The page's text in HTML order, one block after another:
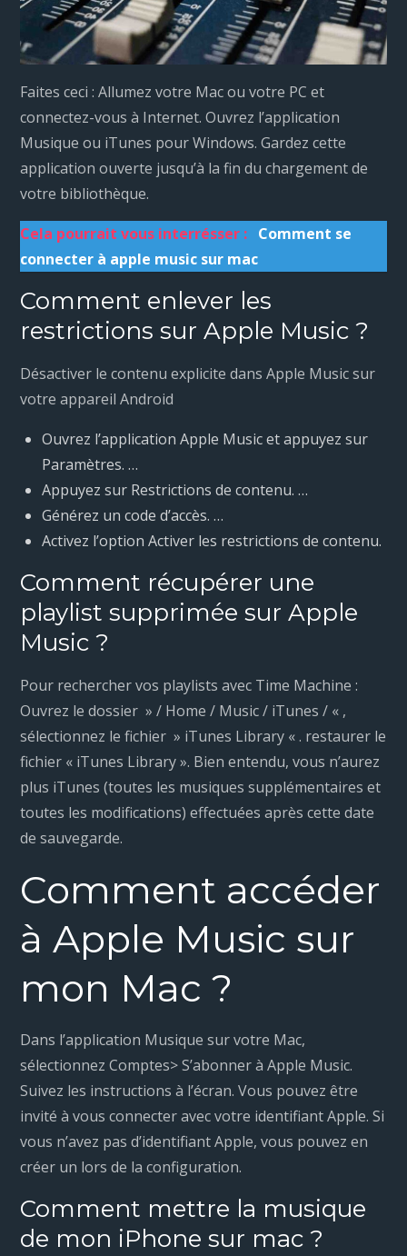
Faites ceci : Allumez votre Mac ou votre PC et
connectez-vous à Internet. Ouvrez l’application
Musique ou iTunes pour Windows. Gardez cette
application ouverte jusqu’à la fin du chargement de
votre bibliothèque.
Cela pourrait vous interrésser : Comment se
connecter à apple music sur mac
Comment enlever les
restrictions sur Apple Music ?
Désactiver le contenu explicite dans Apple Music sur
votre appareil Android
Ouvrez l’application Apple Music et appuyez sur
Paramètres. …
Appuyez sur Restrictions de contenu. …
Générez un code d’accès. …
Activez l’option Activer les restrictions de contenu.
Comment récupérer une
playlist supprimée sur Apple
Music ?
Pour rechercher vos playlists avec Time Machine :
Ouvrez le dossier » / Home / Music / iTunes / « ,
sélectionnez le fichier » iTunes Library « . restaurer le
fichier « iTunes Library ». Bien entendu, vous n’aurez
plus iTunes (toutes les musiques supplémentaires et
toutes les modifications) effectuées après cette date
de sauvegarde.
Comment accéder
à Apple Music sur
mon Mac ?
Dans l’application Musique sur votre Mac,
sélectionnez Comptes> S’abonner à Apple Music.
Suivez les instructions à l’écran. Vous pouvez être
invité à vous connecter avec votre identifiant Apple. Si
vous n’avez pas d’identifiant Apple, vous pouvez en
créer un lors de la configuration.
Comment mettre la musique
de mon iPhone sur mac ?